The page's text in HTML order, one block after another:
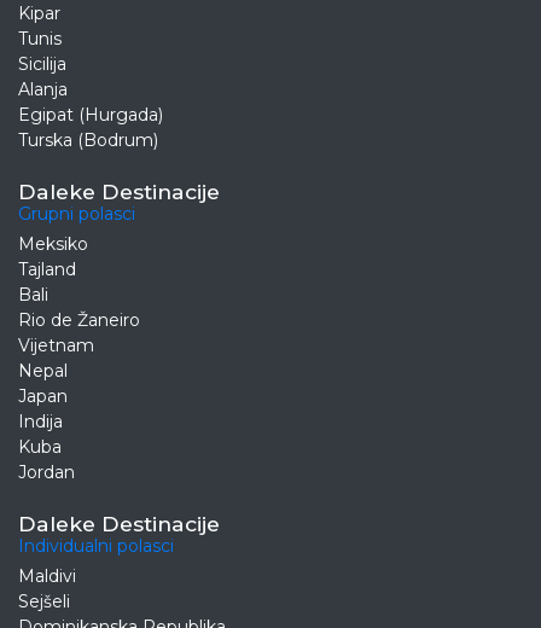
Kipar
Tunis
Sicilija
Alanja
Egipat (Hurgada)
Turska (Bodrum)
Daleke Destinacije
Grupni polasci
Meksiko
Tajland
Bali
Rio de Žaneiro
Vijetnam
Nepal
Japan
Indija
Kuba
Jordan
Daleke Destinacije
Individualni polasci
Maldivi
Sejšeli